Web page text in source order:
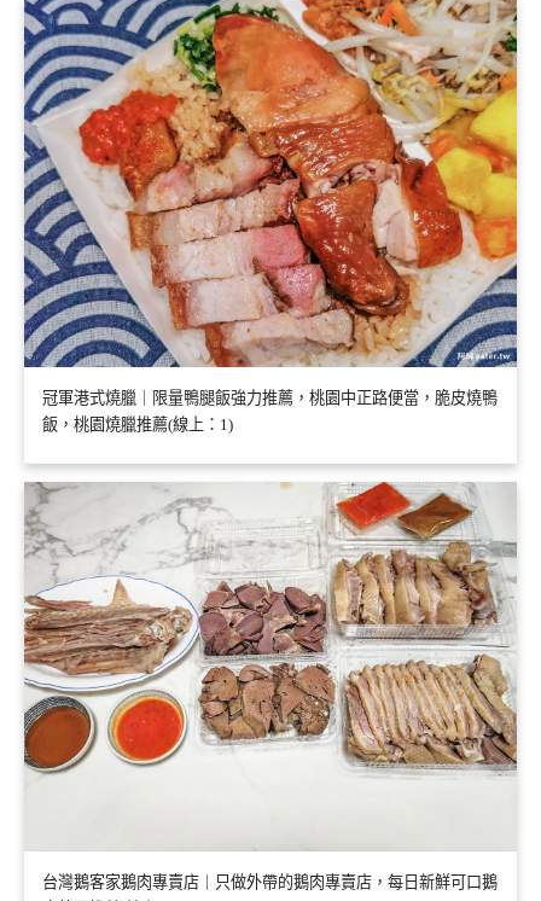
冠軍港式燒臘｜限量鴨腿飯強力推薦，桃園中正路便當，脆皮燒鴨
飯，桃園燒臘推薦(線上：1)
台灣鵝客家鵝肉專賣店｜只做外帶的鵝肉專賣店，每日新鮮可口鵝